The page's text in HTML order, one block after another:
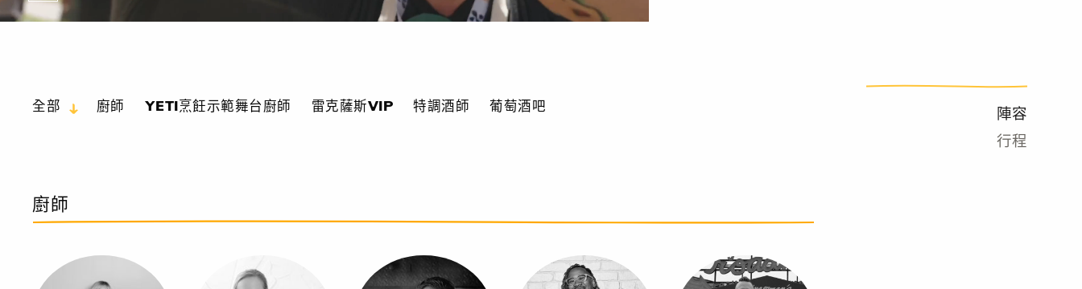
陣容
行程
全部 廚師 YETI烹飪示範舞台廚師 雷克薩斯VIP 特調酒師 葡萄酒吧
廚師